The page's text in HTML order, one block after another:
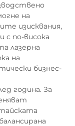
на
изисквания,
по-висока
лазерна
на
бизнес-
година. За